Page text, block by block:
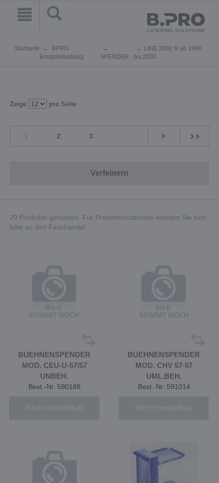
Startseite
BPRO
Ersatzteilkatalog
SPENDER
LINE 2002 R ab 1996
bis 2002
Zeige pro Seite
2 3
Verfeinern
29 Produkte gefunden. Für Preisinformationen wenden Sie sich
bitte an den Fachhandel
BUEHNENSPENDER
MOD. CEU-U-57/57
UNBEH.
Best.-Nr. 590188
BUEHNENSPENDER
MOD. CHV 57-57
UML.BEH.
Best.-Nr. 591014